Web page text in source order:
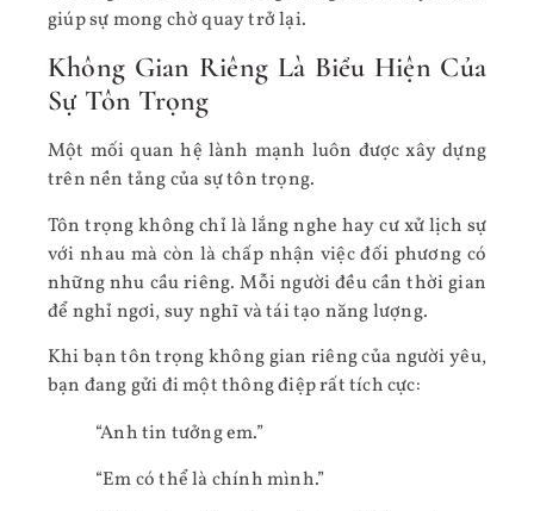
giúp sự mong chờ quay trở lại.
Không Gian Riêng Là Biểu Hiện Của
Sự Tôn Trọng
Một mối quan hệ lành mạnh luôn được xây dựng
trên nền tảng của sự tôn trọng.
Tôn trọng không chỉ là lắng nghe hay cư xử lịch sự
với nhau mà còn là chấp nhận việc đối phương có
những nhu cầu riêng. Mỗi người đều cần thời gian
để nghỉ ngơi, suy nghĩ và tái tạo năng lượng.
Khi bạn tôn trọng không gian riêng của người yêu,
bạn đang gửi đi một thông điệp rất tích cực:
“Anh tin tưởng em.”
“Em có thể là chính mình.”